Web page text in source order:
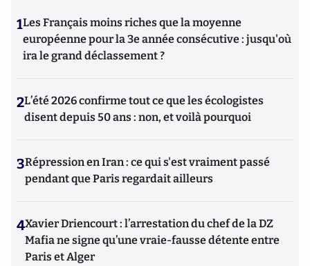
1Les Français moins riches que la moyenne
européenne pour la 3e année consécutive : jusqu'où
ira le grand déclassement ?
2L’été 2026 confirme tout ce que les écologistes
disent depuis 50 ans : non, et voilà pourquoi
3Répression en Iran : ce qui s'est vraiment passé
pendant que Paris regardait ailleurs
4Xavier Driencourt : l’arrestation du chef de la DZ
Mafia ne signe qu’une vraie-fausse détente entre
Paris et Alger